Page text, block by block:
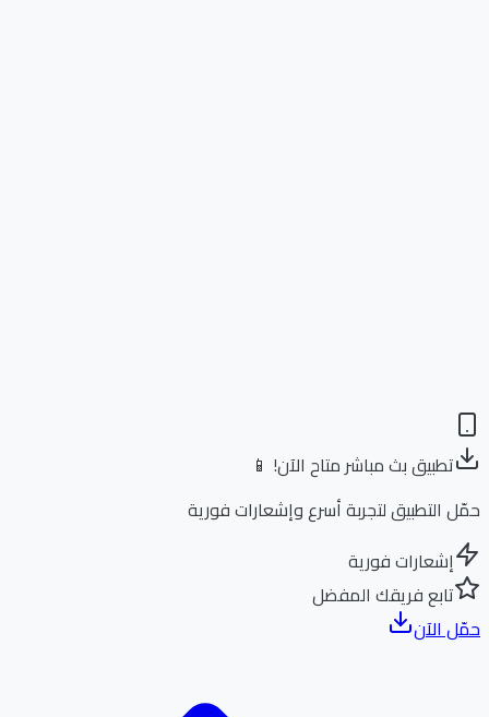
تطبيق بث مباشر متاح الآن! 📱
التطبيق لتجربة أسرع وإشعارات فورية
إشعارات فورية
تابع فريقك المفضل
الآن